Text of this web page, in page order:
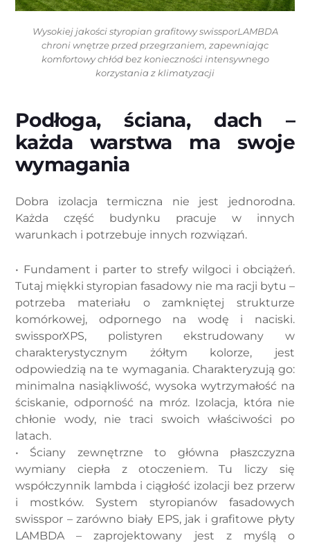
Wysokiej jakości styropian grafitowy swissporLAMBDA
chroni wnętrze przed przegrzaniem, zapewniając
komfortowy chłód bez konieczności intensywnego
korzystania z klimatyzacji
Podłoga, ściana, dach –
każda warstwa ma swoje
wymagania
Dobra izolacja termiczna nie jest jednorodna.
Każda część budynku pracuje w innych
warunkach i potrzebuje innych rozwiązań.
• Fundament i parter to strefy wilgoci i obciążeń.
Tutaj miękki styropian fasadowy nie ma racji bytu –
potrzeba materiału o zamkniętej strukturze
komórkowej, odpornego na wodę i naciski.
swissporXPS, polistyren ekstrudowany w
charakterystycznym żółtym kolorze, jest
odpowiedzią na te wymagania. Charakteryzują go:
minimalna nasiąkliwość, wysoka wytrzymałość na
ściskanie, odporność na mróz. Izolacja, która nie
chłonie wody, nie traci swoich właściwości po
latach.
• Ściany zewnętrzne to główna płaszczyzna
wymiany ciepła z otoczeniem. Tu liczy się
współczynnik lambda i ciągłość izolacji bez przerw
i mostków. System styropianów fasadowych
swisspor – zarówno biały EPS, jak i grafitowe płyty
LAMBDA – zaprojektowany jest z myślą o